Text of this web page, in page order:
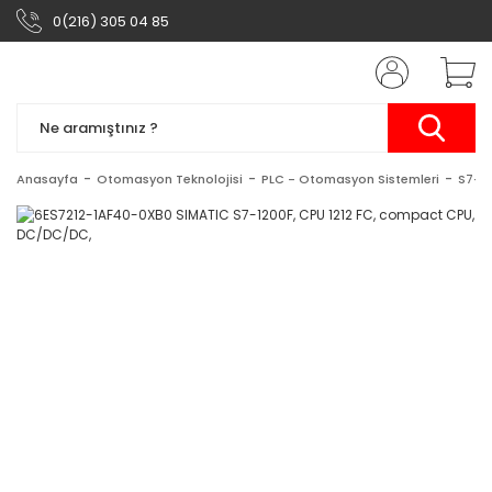
0(216) 305 04 85
Anasayfa Otomasyon Teknolojisi PLC - Otomasyon Sistemleri S7-